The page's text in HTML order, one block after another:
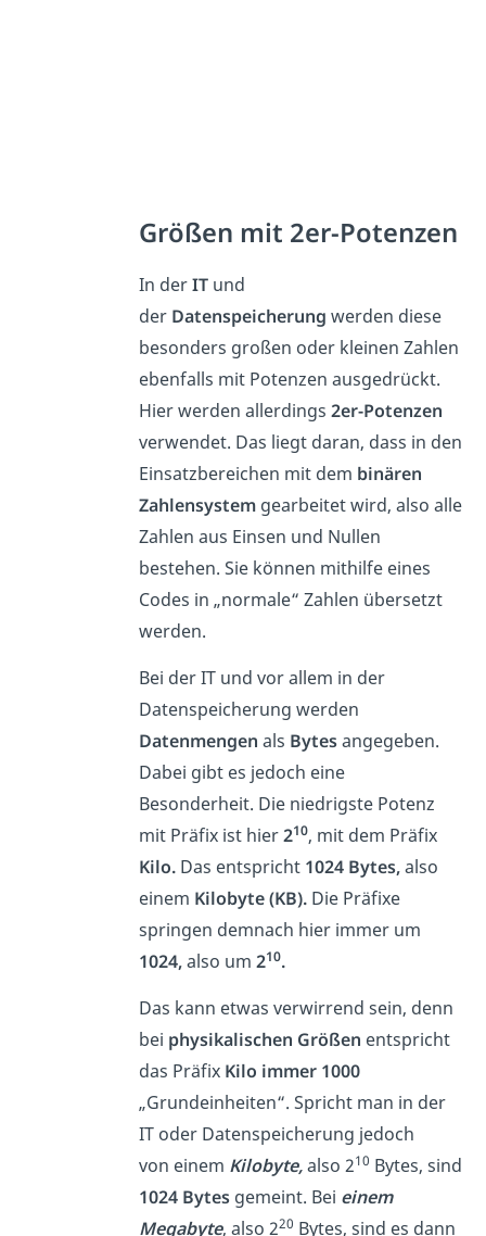
Größen mit 2er-Potenzen
In derIT und
der Datenspeicherungwerden diese
besonders großen oder kleinen Zahlen
ebenfalls mit Potenzen ausgedrückt.
Hier werden allerdings2er-Potenzen
verwendet. Das liegt daran, dass in den
Einsatzbereichen mit dem binären
Zahlensystem gearbeitet wird, also alle
Zahlen aus Einsen und Nullen
bestehen. Sie können mithilfe eines
Codes in „normale“ Zahlen übersetzt
werden.
Bei der IT und vor allem in der
Datenspeicherung werden
Datenmengenals Bytesangegeben.
Dabei gibt es jedoch eine
Besonderheit. Die niedrigste Potenz
mit Präfix ist hier210, mit dem Präfix
Kilo. Das entspricht 1024 Bytes,also
einem Kilobyte (KB). Die Präfixe
springen demnach hier immer um
1024,also um210.
Das kann etwas verwirrend sein, denn
bei physikalischen Größen entspricht
das Präfix Kilo immer 1000
„Grundeinheiten“. Spricht man in der
IT oder Datenspeicherung jedoch
von einem Kilobyte,also 210 Bytes, sind
1024 Bytes gemeint. Bei einem
Megabyte, also 220 Bytes, sind es dann